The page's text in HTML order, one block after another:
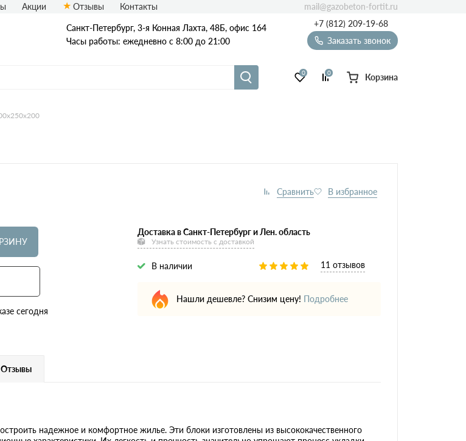
Санкт-Петербург, 3-я Конная Лахта, 48Б, офис 164
Часы работы: ежедневно с 8:00 до 21:00
+7 (812) 209-19-68
Заказать звонок
375х250х625
0 0 Корзина
Акции Отзывы Контакты mail@gazobeton-fortit.ru
сегодня
Доставка в Санкт-Петербург и Лен. область
Узнать стоимость с доставкой
В наличии 11 отзывов
Нашли дешевле? Снизим цену! Подробнее
Отзывы
надежное и комфортное жилье. Эти блоки изготовлены из высококачественного